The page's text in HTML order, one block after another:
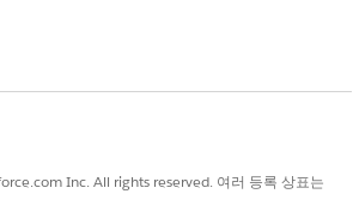
Inc. All rights reserved. 여러 등록 상표는